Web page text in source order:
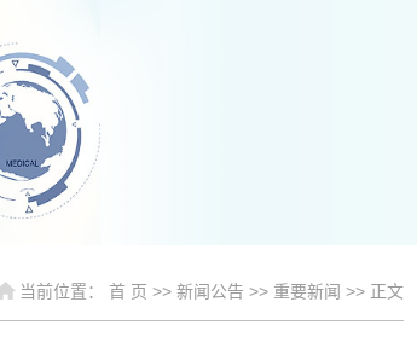
当前位置： 首 页 >> 新闻公告 >> 重要新闻 >> 正文